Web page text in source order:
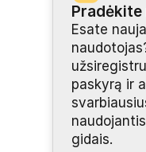
Pradėkite
Esate
paskyrą ir
gidais.